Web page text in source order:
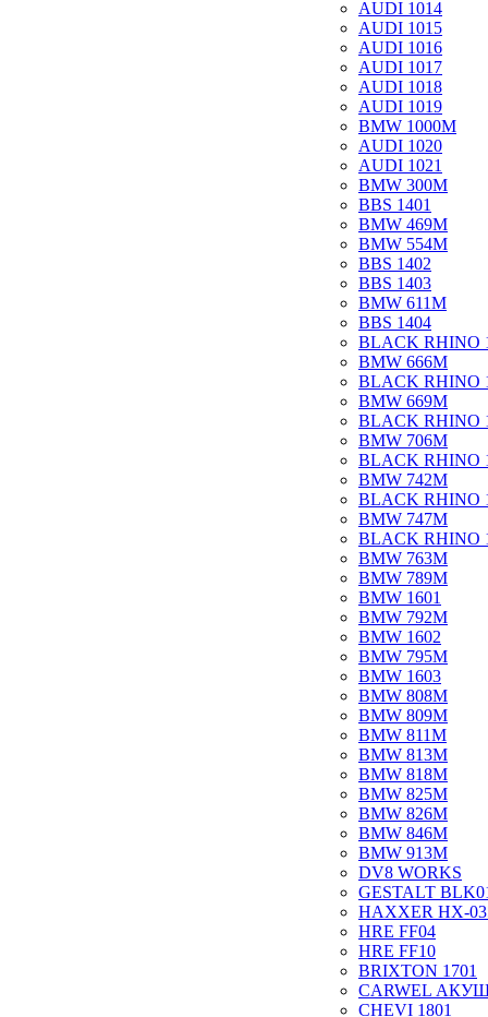
AUDI 1014
AUDI 1015
AUDI 1016
AUDI 1017
AUDI 1018
AUDI 1019
BMW 1000M
AUDI 1020
AUDI 1021
BMW 300M
BBS 1401
BMW 469M
BMW 554M
BBS 1402
BBS 1403
BMW 611M
BBS 1404
BLACK RHINO
BMW 666M
BLACK RHINO
BMW 669M
BLACK RHINO
BMW 706M
BLACK RHINO
BMW 742M
BLACK RHINO
BMW 747M
BLACK RHINO
BMW 763M
BMW 789M
BMW 1601
BMW 792M
BMW 1602
BMW 795M
BMW 1603
BMW 808M
BMW 809M
BMW 811M
BMW 813M
BMW 818M
BMW 825M
BMW 826M
BMW 846M
BMW 913M
DV8 WORKS
GESTALT
HAXXER HX-
HRE FF04
HRE FF10
BRIXTON 1701
CARWEL
CHEVI 1801